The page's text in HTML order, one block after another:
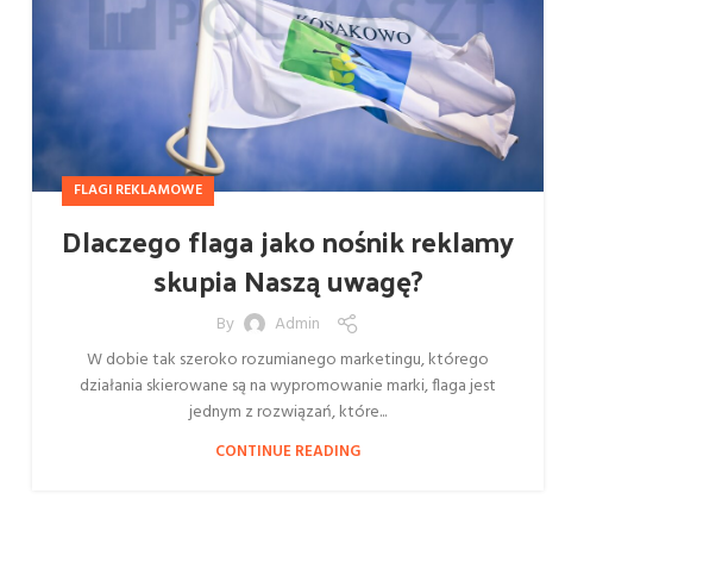
FLAGI REKLAMOWE
Dlaczego flaga jako nośnik reklamy
skupia Naszą uwagę?
By
Admin
W dobie tak szeroko rozumianego marketingu, którego
działania skierowane są na wypromowanie marki, flaga jest
jednym z rozwiązań, które...
CONTINUE READING